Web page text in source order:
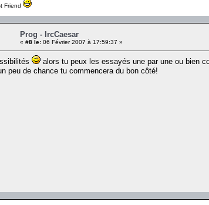
Friend
Prog - IrcCaesar
« #8 le: 06 Février 2007 à 17:59:37 »
alors tu peux les essayés une par une ou bien
peu de chance tu commencera du bon côté!